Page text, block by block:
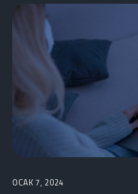
OCAK 7, 2024